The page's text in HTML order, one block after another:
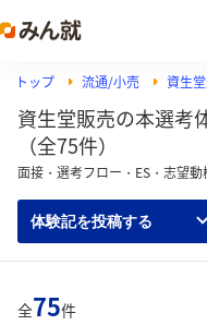
トップ 流通/小売 資生
資生堂販売の本選考
（全75件）
面接・選考フロー・ES・志望動
体験記を投稿する
全75件